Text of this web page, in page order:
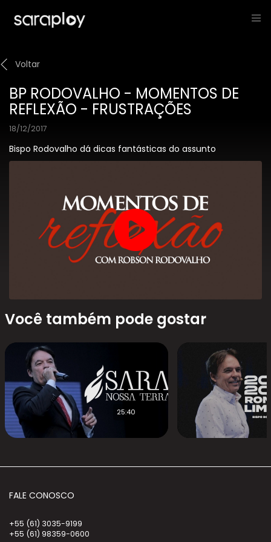
Voltar
BP RODOVALHO - MOMENTOS DE
REFLEXÃO - FRUSTRAÇÕES
18/12/2017
Bispo Rodovalho dá dicas fantásticas do assunto
Você também pode gostar
25:40
FALE CONOSCO
+55 (61) 3035-9199
+55 (61) 98359-0600